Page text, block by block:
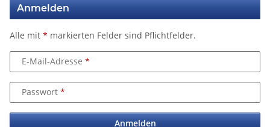
Anmelden
Alle mit * markierten Felder sind Pflichtfelder.
E-Mail-Adresse
Passwort
Anmelden